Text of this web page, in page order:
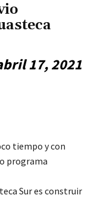
17, 2021
tiempo y con
programa
Sur es construir